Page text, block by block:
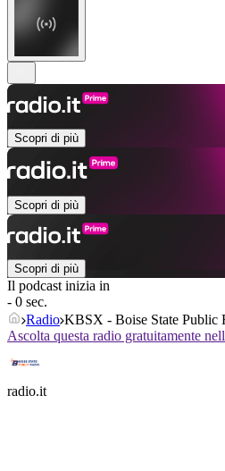
Scopri di più
Scopri di più
Scopri di più
Il podcast inizia in
- 0 sec.
Radio KBSX - Boise State Public
Ascolta questa radio gratuitamente
radio.it